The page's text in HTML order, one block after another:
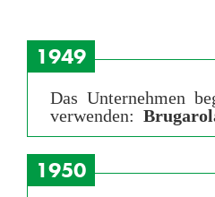
1949
Das Unternehmen
verwenden:
1950